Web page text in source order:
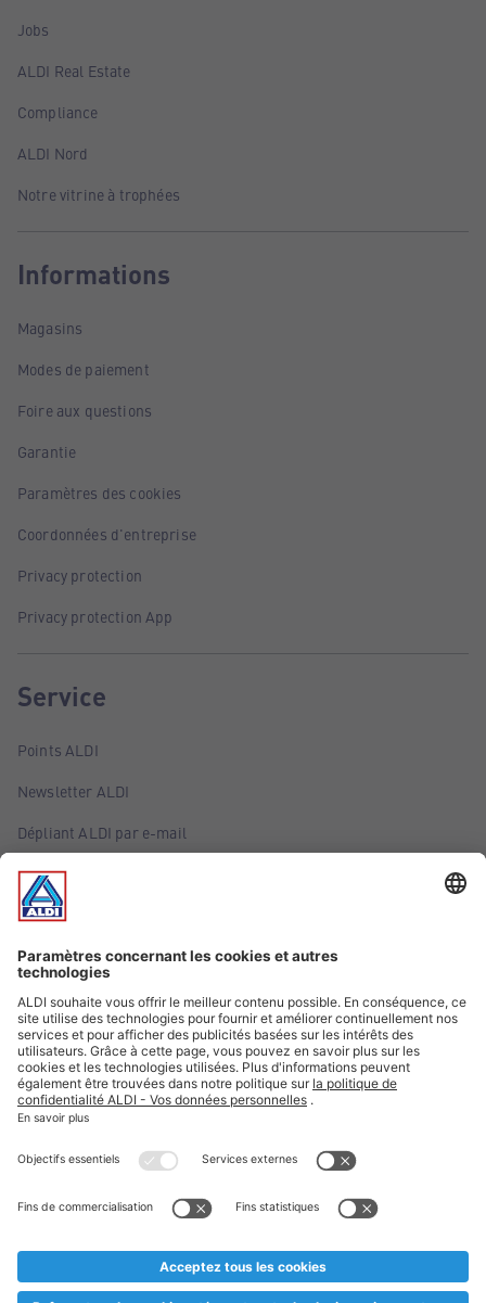
Jobs
ALDI Real Estate
Compliance
ALDI Nord
Notre vitrine à trophées
Informations
Magasins
Modes de paiement
Foire aux questions
Garantie
Paramètres des cookies
Coordonnées d'entreprise
Privacy protection
Privacy protection App
Service
Points ALDI
Newsletter ALDI
Dépliant ALDI par e-mail
Offres
Infos essentielles
Suivez ALDI Belgique
Textes marqués d'un astérisque et mentions légales
* Nous vendons ces articles temporairement et jusqu'à
au cas où, malgré le planning bien étudié, nous serions
prématurément en rupture de stock. Prix Recupel et TVA incl.
** Sur ce site, l’utilisation de la forme masculine a été adoptée